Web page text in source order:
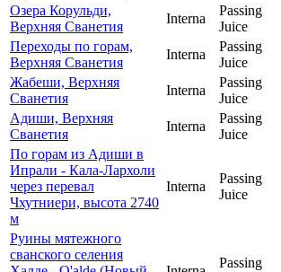
Озера Корульди,
Верхняя Сванетия
Interna
Passing
Juice
Переходы по горам,
Верхняя Сванетия
Interna
Passing
Juice
Жабеши, Верхняя
Сванетия
Interna
Passing
Juice
Адиши, Верхняя
Сванетия
Interna
Passing
Juice
По горам из Адиши в
Ипрали - Кала-Лархоли
через перевал
Чхутниери, высота 2740
м
Interna
Passing
Juice
Руины мятежного
сванского селения
Passing